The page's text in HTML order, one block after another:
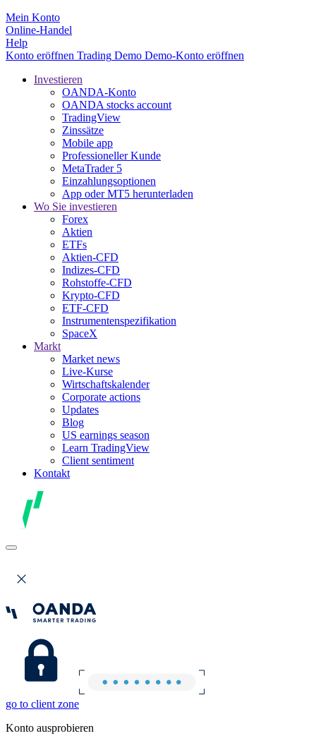
Mein Konto
Online-Handel
Help
Konto eröffnen Trading Demo Demo-Konto eröffnen
Investieren
OANDA-Konto
OANDA stocks account
TradingView
Zinssätze
Mobile app
Professioneller Kunde
MetaTrader 5
Einzahlungsoptionen
App oder MT5 herunterladen
Wo Sie investieren
Forex
Aktien
ETFs
Aktien-CFD
Indizes-CFD
Rohstoffe-CFD
Krypto-CFD
ETF-CFD
Instrumentenspezifikation
SpaceX
Markt
Market news
Live-Kurse
Wirtschaftskalender
Corporate actions
Updates
Blog
US earnings season
Learn TradingView
Client sentiment
Kontakt
go to client zone
Konto ausprobieren